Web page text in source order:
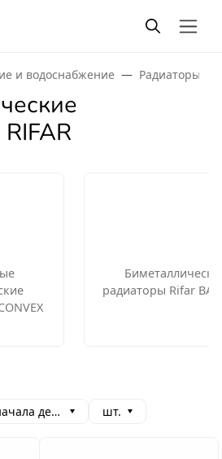
и водоснабжение Радиаторы
радиаторы Rifar
дешевые шт.